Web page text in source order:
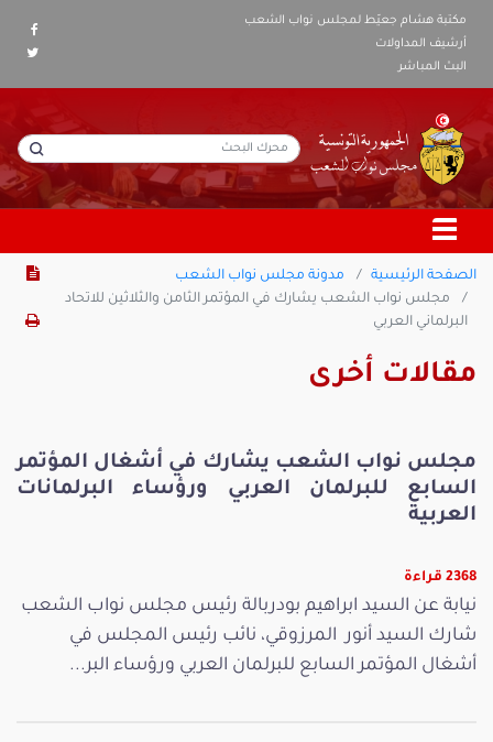
مكتبة هشام جعيّط لمجلس نواب الشعب
أرشيف المداولات
البث المباشر
الصفحة الرئيسية
مدونة مجلس نواب الشعب
مجلس نواب الشعب يشارك في المؤتمر الثامن والثلاثين للاتحاد
البرلماني العربي
مقالات أخرى
مجلس نواب الشعب يشارك في أشغال المؤتمر
السابع للبرلمان العربي ورؤساء البرلمانات
العربية
2368 قراءة
نيابة عن السيد ابراهيم بودربالة رئيس مجلس نواب الشعب
شارك السيد أنور المرزوقي، نائب رئيس المجلس في
أشغال المؤتمر السابع للبرلمان العربي ورؤساء البر...